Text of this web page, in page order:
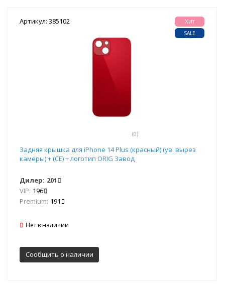
Артикул: 385102
(0)
Хит
SALE
Задняя крышка для iPhone 14 Plus (красный) (ув. вырез
камеры) + (СЕ) + логотип ORIG Завод
Дилер: 201
VIP: 196
Premium: 191
Нет в наличии
Сообщить о наличии